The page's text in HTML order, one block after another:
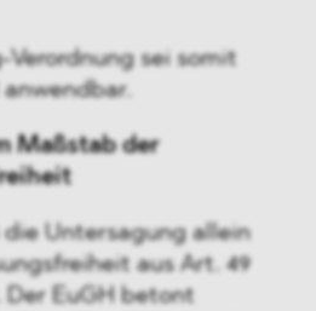
Verordnung sei somit
Maßstab der
die Untersagung allein
aus Art. 49
Der EuGH betont